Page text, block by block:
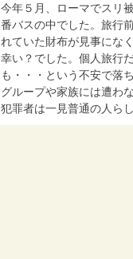
今年５月、ローマでスリ
番バスの中でした。旅行
れていた財布が見事にな
幸い？でした。個人旅行
も・・・という不安で落
グループや家族には遭わ
犯罪者は一見普通の人ら